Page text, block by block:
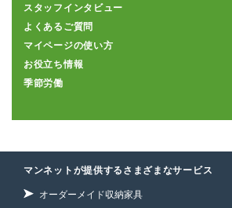
スタッフインタビュー
よくあるご質問
マイページの使い方
お役立ち情報
季節労働
マンネットが提供するさまざまなサービス
オーダーメイド収納家具